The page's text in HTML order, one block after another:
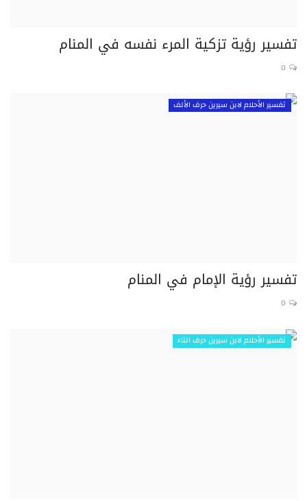
تفسير رؤية تزكية المرء نفسه في المنام
0
تفسير الأحلام لابن سيرين حرف الألف
تفسير رؤية الإمام في المنام
0
تفسير الأحلام لابن سيرين حرف التاء